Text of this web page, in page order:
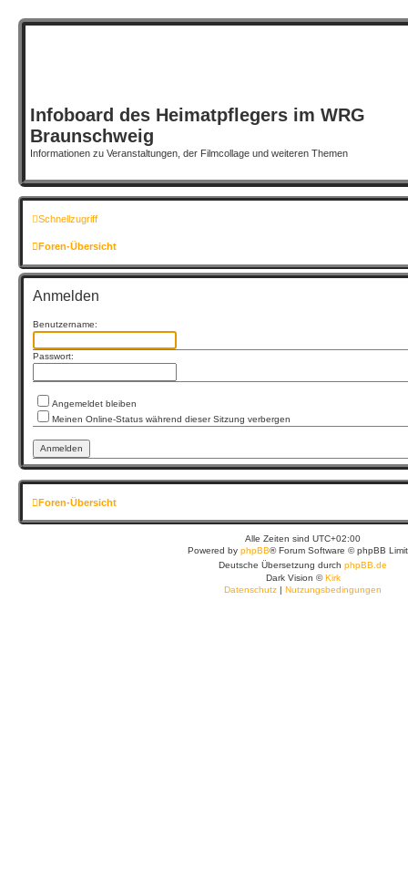
Infoboard des Heimatpflegers im WRG
Braunschweig
Informationen zu Veranstaltungen, der Filmcollage und weiteren Themen
Schnellzugriff
Foren-Übersicht
Anmelden
Benutzername:
Passwort:
Angemeldet bleiben
Meinen Online-Status während dieser Sitzung verbergen
Foren-Übersicht
Alle Zeiten sind UTC+02:00
Powered by phpBB® Forum Software © phpBB
Deutsche Übersetzung durch phpBB.de
Dark Vision ©Kirk
Datenschutz | Nutzungsbedingungen